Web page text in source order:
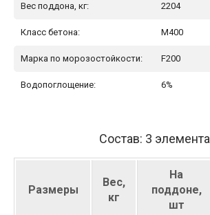
Вес поддона, кг: 2204
Класс бетона: М400
Марка по морозостойкости: F200
Водопоглощение: 6%
Состав: 3 элемента
Размеры
Вес,
кг
На
поддоне,
шт